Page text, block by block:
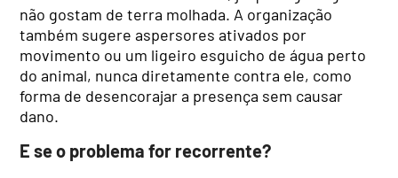
não gostam de terra molhada. A organização
também sugere aspersores ativados por
movimento ou um ligeiro esguicho de água perto
do animal, nunca diretamente contra ele, como
forma de desencorajar a presença sem causar
dano.
E se o problema for recorrente?